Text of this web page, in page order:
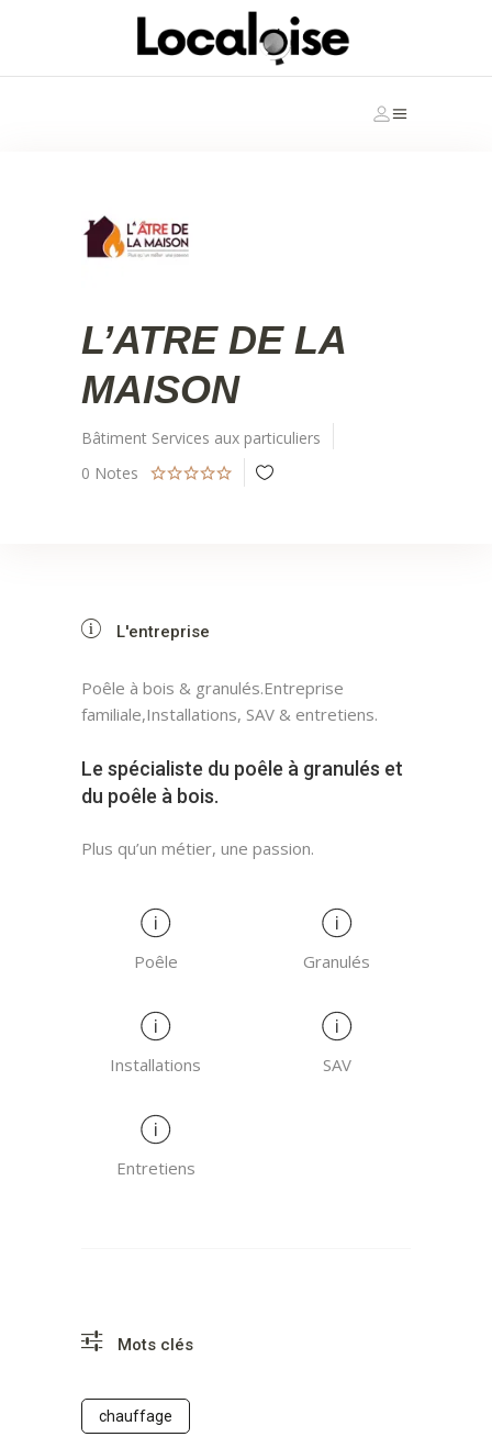
L’ATRE DE LA
MAISON
Bâtiment Services aux particuliers
0 Notes
L'entreprise
Poêle à bois & granulés.Entreprise
familiale,Installations, SAV & entretiens.
Le spécialiste du poêle à granulés et
du poêle à bois.
Plus qu’un métier, une passion.
Poêle Granulés
Installations SAV
Entretiens
Mots clés
chauffage